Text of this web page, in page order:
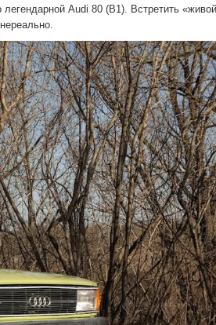
Audi 80 (B1). Встретить